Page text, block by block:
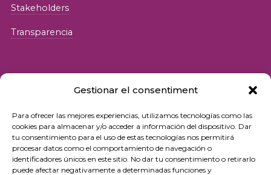
Gestionar el consentiment
Para ofrecer las mejores experiencias, utilizamos tecnologías como las
cookies para almacenar y/o acceder a información del dispositivo. Dar
tu consentimiento para el uso de estas tecnologías nos permitirá
procesar datos como el comportamiento de navegación o
identificadores únicos en este sitio. No dar tu consentimiento o retirarlo
puede afectar negativamente a determinadas funciones y
Stakeholders
Transparencia
© 2026 Fundació iSocial
Política de privacidad